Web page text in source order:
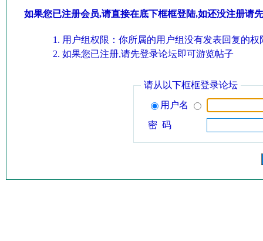
如果您已注册会员,请直接在底下框框登陆,如还没注册请
用户组权限：你所属的用户组没有发表回复的权
如果您已注册,请先登录论坛即可游览帖子
请从以下框框登录论坛
用户名
密 码